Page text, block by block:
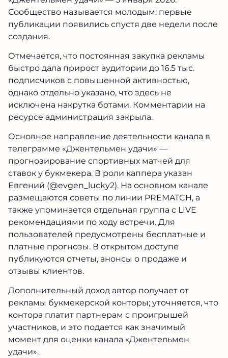
Сообщество называется молодым: первые
публикации появились спустя две недели после
создания.
Отмечается, что постоянная закупка рекламы
быстро дала прирост аудитории до 16.5 тыс.
подписчиков с повышенной активностью,
однако отдельно указано, что здесь не
исключена накрутка ботами. Комментарии на
ресурсе администрация закрыла.
Основное направление деятельности канала в
телеграмме «Джентельмен удачи» —
прогнозирование спортивных матчей для
ставок у букмекера. В роли каппера указан
Евгений (@evgen_lucky2). На основном канале
размещаются советы по линии PREMATCH, а
также упоминается отдельная группа с LIVE
рекомендациями по ходу встречи. Для
пользователей предусмотрены бесплатные и
платные прогнозы. В открытом доступе
публикуются отчеты, анонсы о продаже и
отзывы клиентов.
Дополнительный доход автор получает от
рекламы букмекерской конторы; уточняется, что
контора платит партнерам с проигрышей
участников, и это подается как значимый
момент для оценки канала «Джентельмен
удачи».